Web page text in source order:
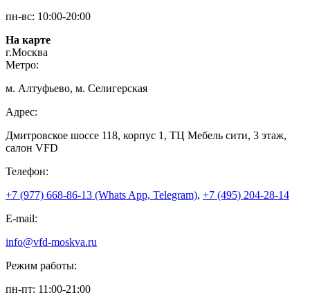
пн-вс: 10:00-20:00
На карте
г.Москва
Метро:
м. Алтуфьево, м. Селигерская
Адрес:
Дмитровское шоссе 118, корпус 1, ТЦ Мебель сити, 3 этаж,
салон VFD
Телефон:
+7 (977) 668-86-13 (Whats App, Telegram), +7 (495) 204-28-14
E-mail:
info@vfd-moskva.ru
Режим работы:
пн-пт: 11:00-21:00